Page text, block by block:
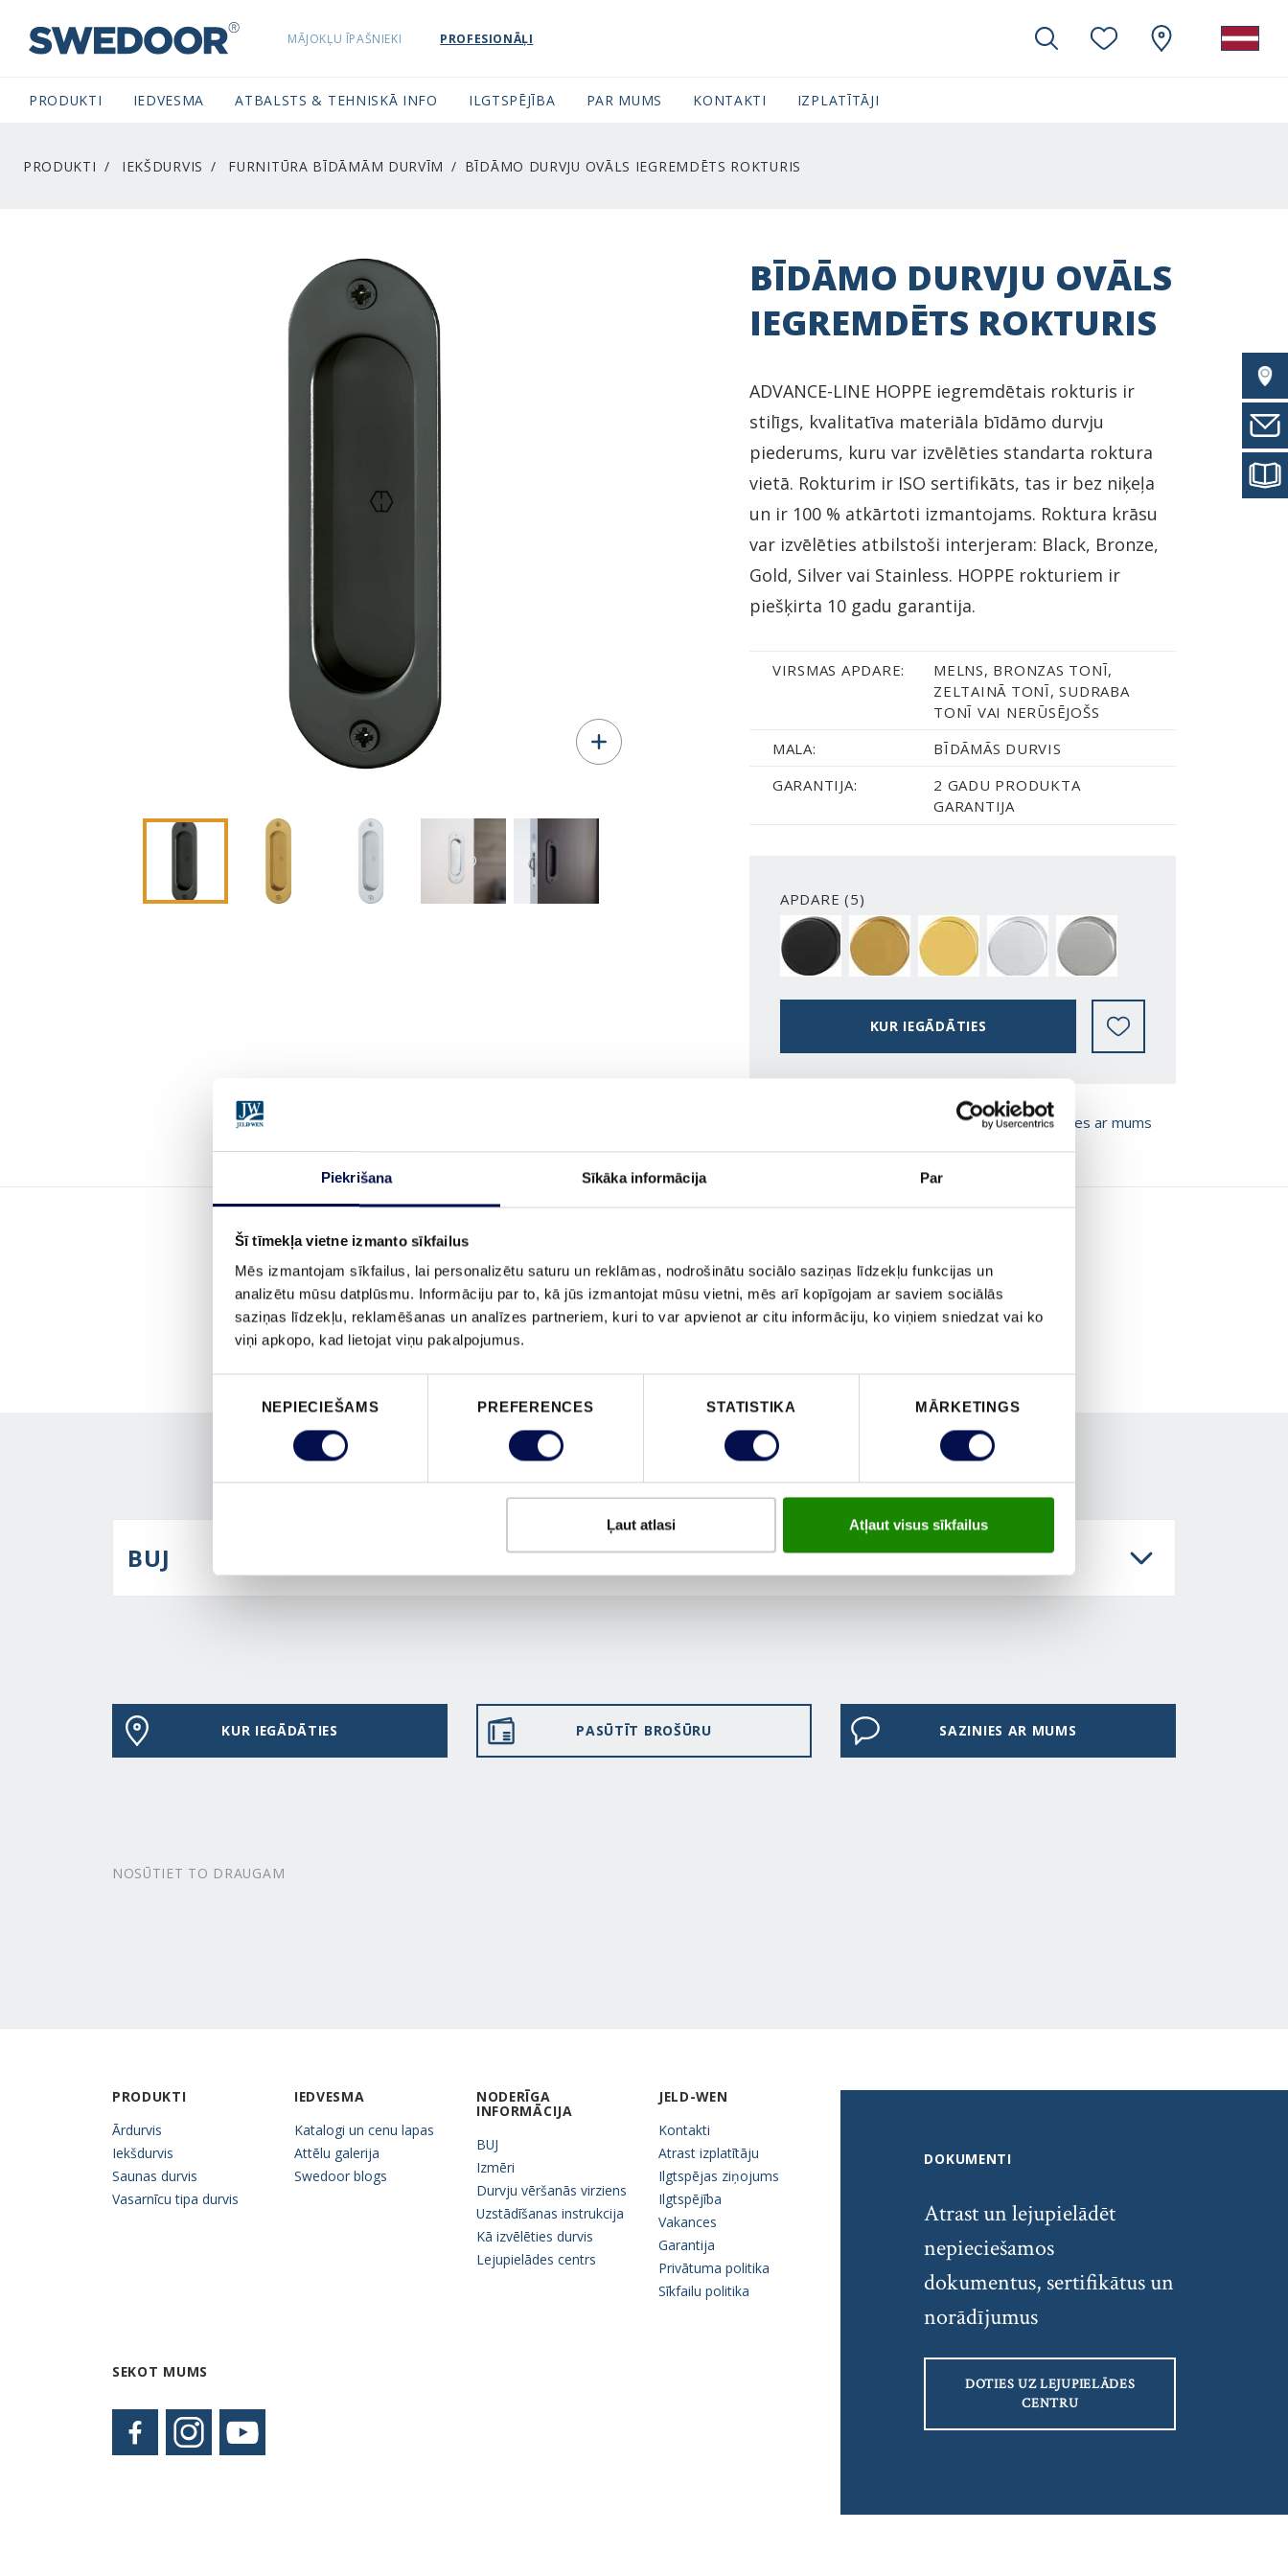
Piekrišana Sīkāka informācija Par
Šī tīmekļa vietne izmanto sīkfailus
Mēs izmantojam sīkfailus, lai personalizētu saturu un reklāmas, nodrošinātu sociālo saziņas līdzekļu funkcijas un
analizētu mūsu datplūsmu. Informāciju par to, kā jūs izmantojat mūsu vietni, mēs arī kopīgojam ar saviem sociālās
saziņas līdzekļu, reklamēšanas un analīzes partneriem, kuri to var apvienot ar citu informāciju, ko viņiem sniedzat vai ko
viņi apkopo, kad lietojat viņu pakalpojumus.
NEPIECIEŠAMS PREFERENCES STATISTIKA MĀRKETINGS
Ļaut atlasi Atļaut visus sīkfailus
SWEDOORLATVIA NAVIGATION
MĀJOKĻU ĪPAŠNIEKI PROFESIONĀĻI
PRODUKTI IEDVESMA ATBALSTS & TEHNISKĀ INFO ILGTSPĒJĪBA PAR MUMS KONTAKTI IZPLATĪTĀJI
PRODUKTI IEKŠDURVIS FURNITŪRA BĪDĀMĀM DURVĪM BĪDĀMO DURVJU OVĀLS IEGREMDĒTS ROKTURIS
BĪDĀMO DURVJU OVĀLS
IEGREMDĒTS ROKTURIS
ADVANCE-LINE HOPPE iegremdētais rokturis ir
stilīgs, kvalitatīva materiāla bīdāmo durvju
piederums, kuru var izvēlēties standarta roktura
vietā. Rokturim ir ISO sertifikāts, tas ir bez niķeļa
un ir 100 % atkārtoti izmantojams. Roktura krāsu
var izvēlēties atbilstoši interjeram: Black, Bronze,
Gold, Silver vai Stainless. HOPPE rokturiem ir
piešķirta 10 gadu garantija.
VIRSMAS APDARE:
MELNS, BRONZAS TONĪ,
ZELTAINĀ TONĪ, SUDRABA
TONĪ VAI NERŪSĒJOŠS
MALA:
BĪDĀMĀS DURVIS
GARANTIJA:
2 GADU PRODUKTA
GARANTIJA
APDARE (5)
BLACK
BRONZE GOLD SILVER STAINLESS
KUR IEGĀDĀTIES
Sazinies ar mums
BUJ
KUR IEGĀDĀTIES PASŪTĪT BROŠŪRU SAZINIES AR MUMS
NOSŪTIET TO DRAUGAM
PRODUKTI
Ārdurvis
Iekšdurvis
Saunas durvis
Vasarnīcu tipa durvis
IEDVESMA
Katalogi un cenu lapas
Attēlu galerija
Swedoor blogs
NODERĪGA
INFORMĀCIJA
BUJ
Izmēri
Durvju vēršanās virziens
Uzstādīšanas instrukcija
Kā izvēlēties durvis
Lejupielādes centrs
JELD-WEN
Kontakti
Atrast izplatītāju
Ilgtspējas ziņojums
Ilgtspējība
Vakances
Garantija
Privātuma politika
Sīkfailu politika
SEKOT MUMS
DOKUMENTI
Atrast un lejupielādēt
nepieciešamos
dokumentus, sertifikātus un
norādījumus
DOTIES UZ LEJUPIELĀDES
CENTRU